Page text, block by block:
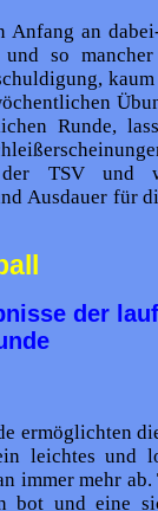
Anfang an
und so
Runde,
der TSV und
Ausdauer für
der
ermöglichten
leichtes und
immer mehr
bot und eine